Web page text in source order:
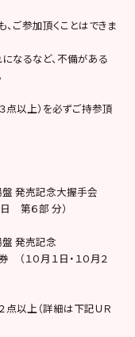
ご参加頂くことはできま
になるなど、不備がある
点以上）を必ずご持参頂
盤 発売記念大握手会
第６部 分）
盤 発売記念
０月１日・１０月２
点以上（詳細は下記ＵＲ